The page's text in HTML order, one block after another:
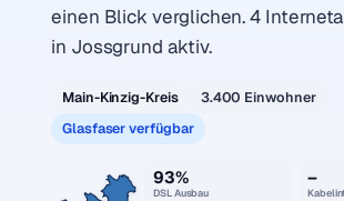
einen Blick verglichen. 4
in Jossgrund aktiv.
Main-Kinzig-Kreis
3.400 Einwohner
Glasfaser verfügbar
93%
DSL Ausbau
–